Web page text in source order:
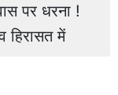
पर धरना !
हिरासत में